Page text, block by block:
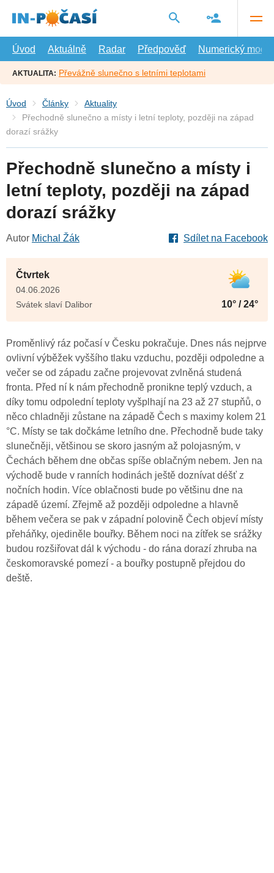
hlavní
Úvod
Aktuálně Radar Předpověď Numerický model
AKTUALITA: Převážně slunečno s letními teplotami
Úvod Články
Aktuality
Přechodně slunečno a místy i letní teploty, později na západ
dorazí srážky
Přechodně slunečno a místy i
letní teploty, později na západ
dorazí srážky
Autor Michal Žák Sdílet na Facebook
Čtvrtek
04.06.2026
Svátek slaví Dalibor
10° / 24°
Proměnlivý ráz počasí v Česku pokračuje. Dnes nás nejprve
ovlivní výběžek vyššího tlaku vzduchu, později odpoledne a
večer se od západu začne projevovat zvlněná studená
fronta. Před ní k nám přechodně pronikne teplý vzduch, a
díky tomu odpolední teploty vyšplhají na 23 až 27 stupňů, o
něco chladněji zůstane na západě Čech s maximy kolem 21
°C. Místy se tak dočkáme letního dne. Přechodně bude taky
slunečněji, většinou se skoro jasným až polojasným, v
Čechách během dne občas spíše oblačným nebem. Jen na
východě bude v ranních hodinách ještě doznívat déšť z
nočních hodin. Více oblačnosti bude po většinu dne na
západě území. Zřejmě až později odpoledne a hlavně
během večera se pak v západní polovině Čech objeví místy
přeháňky, ojediněle bouřky. Během noci na zítřek se srážky
budou rozšiřovat dál k východu - do rána dorazí zhruba na
českomoravské pomezí - a bouřky postupně přejdou do
deště.